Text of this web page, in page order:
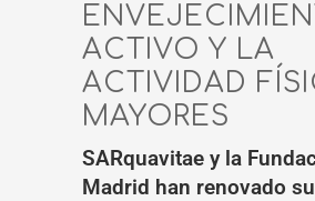
ACTIVO Y LA
ACTIVIDAD
MAYORES
SARquavitae y la
Madrid han renovado